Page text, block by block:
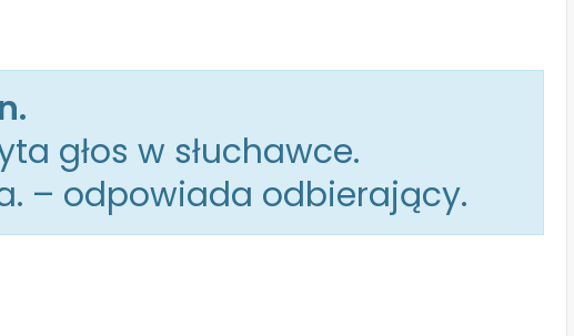
głos w słuchawce.
– odpowiada odbierający.